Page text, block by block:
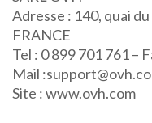
Adresse : 140, quai
FRANCE
Tel : 0 899 701 761 –
Mail
Site : www.ovh.com